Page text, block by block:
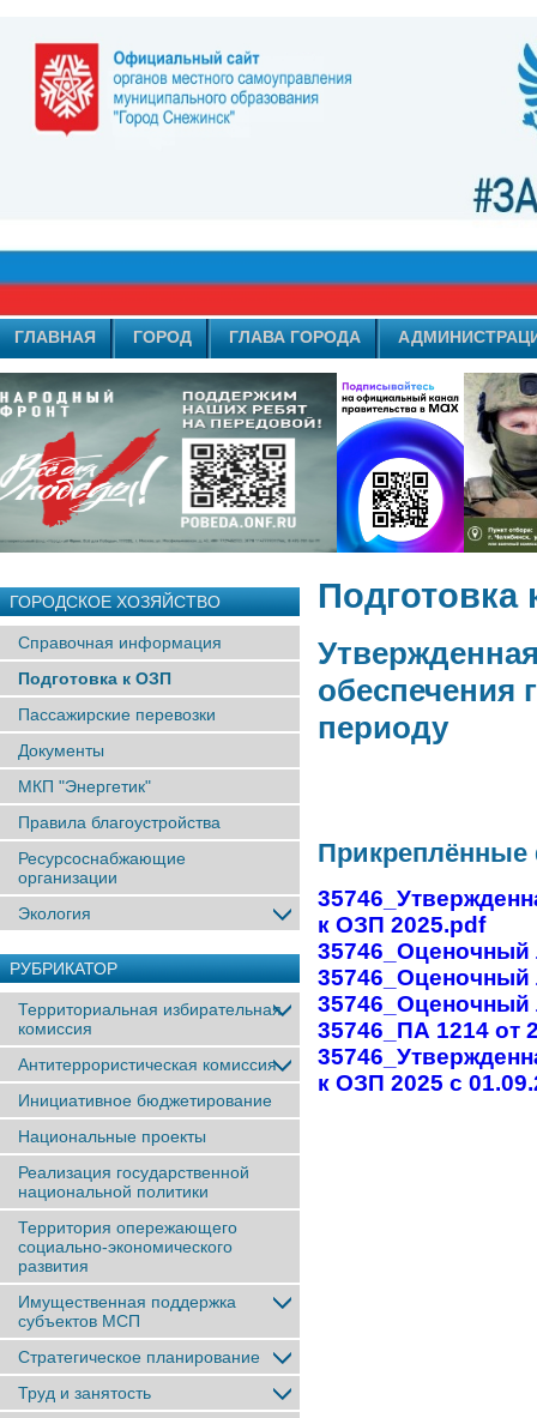
ГЛАВНАЯ ГОРОД ГЛАВА ГОРОДА
ГОРОДСКОЕ ХОЗЯЙСТВО
Справочная информация
Подготовка к ОЗП
Пассажирские перевозки
Документы
МКП "Энергетик"
Правила благоустройства
Ресурсоснабжающие
организации
Экология
РУБРИКАТОР
Территориальная избирательная
комиссия
Антитеррористическая комиссия
Инициативное бюджетирование
Национальные проекты
Реализация государственной
национальной политики
Территория опережающего
социально-экономического
развития
Имущественная поддержка
субъектов МСП
Стратегическое планирование
Труд и занятость
Подготовка
обеспечения
периоду
к ОЗП 2025.pdf
35746_Оценочный
35746_ПА 1214 от
к ОЗП 2025 с